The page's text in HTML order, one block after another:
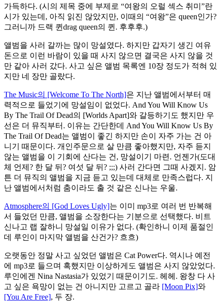
가득하다. (시의 제목 중에 부제로 “여왕의 오럴 섹스 취미”란
시가 있는데, 아직 읽진 않았지만, 이때의 “여왕”은 queen인가?
그러니까 드랙 퀸drag queen의 퀸. 후후후.)
앨범을 사러 갈까는 많이 망설였다. 하지만 갑자기 생긴 여유
돈으로 이런 바람이 있을 때 사지 않으면 결국은 사지 않을 것
만 같아 사러 갔다. 사고 싶은 앨범 목록엔 10장 정도가 적혀 있
지만 네 장만 골랐다.
The Music의 [Welcome To The North]은 지난 앨범에서부터 매
력적으로 들었기에 망설임이 없었다. And You Will Know Us
By The Trail Of Dead의 [Worlds Apart]와 갈등하기도 했지만 우
선은 더 뮤직부터. 이유는 간단한데 And You Will Know Us By
The Trail Of Dead는 앨범이 좋긴 하지만 손이 자주 가는 건 아
니기 때문이다. 개인주문으로 살 만큼 좋아했지만, 자주 듣지
않는 앨범을 이 기회에 산다는 건, 망설이기 마련. 언젠가(도대
체 언제? 한 달 뒤? 여섯 달 뒤? ;;;) 사러 간다면 그때 사겠지. 암
튼 더 뮤직의 앨범을 지금 듣고 있는데 대체로 만족스럽다. 지
난 앨범에서처럼 춤이라도 출 것 같은 신나는 우울.
Atmosphere의 [God Loves Ugly]는 이미 mp3로 여러 번 반복해
서 들었던 만큼, 앨범을 소장한다는 기분으로 선택했다. 비트
신나고 랩 잘하니 망설일 이유가 없다. (확인하니 이제 품절인
데 루인이 마지막 앨범을 산건가? 흐흐)
오랫동안 정말 사고 싶었던 앨범은 Cat Power다. 역시나 예전
에 mp3로 들으며 혹했지만 이상하게도 앨범은 사지 않았었다.
루인에겐 Nina Nastasia가 있었기 때문이기도. 헤헤. 왕창 다 사
고 싶은 욕망이 없는 건 아니지만 고르고 골라 [Moon Pix]와
[You Are Free], 두 장.